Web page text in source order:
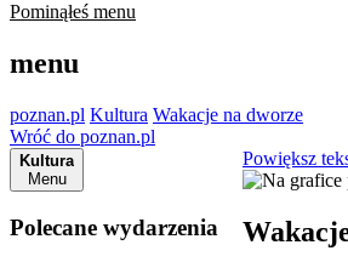
Pominąłeś menu
menu
poznan.pl Kultura Wakacje na dworze
Wróć do poznan.pl
Kultura
Menu
Polecane wydarzenia
Powiększ